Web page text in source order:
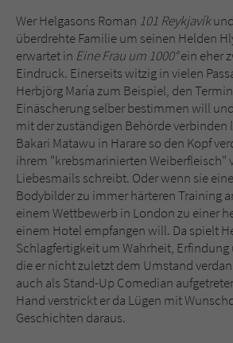
Wer Helgasons Roman 101 Reykjavík
überdrehte Familie um seinen Helden
erwartet in Eine Frau um 1000°ein eher
Eindruck. Einerseits witzig in vielen
Herbjörg María zum Beispiel, den
Einäscherung selber bestimmen will
mit der zuständigen Behörde verbinden
Bakari Matawu in Harare so den Kopf
ihrem "krebsmarinierten Weiberfleisch"
Liebesmails schreibt. Oder wenn sie
Bodybilder zu immer härteren Training
einem Wettbewerb in London zu einer
einem Hotel empfangen will. Da spielt
Schlagfertigkeit um Wahrheit,
die er nicht zuletzt dem Umstand
auch als Stand-Up Comedian
Hand verstrickt er da Lügen mit
Geschichten daraus.